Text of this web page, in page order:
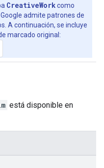
CreativeWorkcomo
Google admite patrones de
A continuación, se incluye
marcado original:
está disponible en